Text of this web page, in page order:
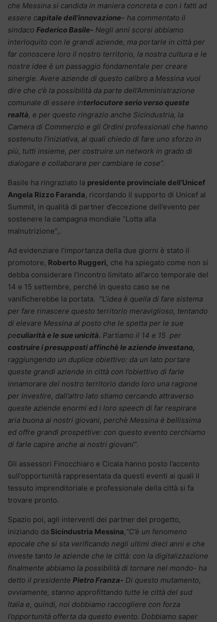
che Messina si candida in maniera concreta e con i fatti ad
essere capitale dell’innovazione– ha commentato il
sindaco Federico Basile- Negli anni scorsi abbiamo
interloquito con le grandi aziende, ma portarle in città per
far conoscere loro il nostro territorio, la nostra cultura e le
nostre idee è un passaggio fondamentale per creare
sinergie. Avere aziende di questo calibro a Messina vuol
dire che c’è la possibilità da parte dell’Amministrazione
comunale di essere interlocutore serio verso queste
realtà, e per questo ringrazio anche Sicindustria, la
Camera di Commercio e gli Ordini professionali che hanno
sostenuto l’iniziativa, ai quali chiedo di fare uno sforzo in
più, tutti insieme, per costruire un network in grado di
dialogare e collaborare per cambiare le cose”.
Basile ha ringraziato la presidente provinciale dell’Unicef
Angela Rizzo Faranda, ricordando il supporto di Unicef al
Summit, in qualità di partner d’eccezione dell’evento per
sostenere la campagna mondiale “Lotta alla
malnutrizione”,.
Ad evidenziare l’importanza della due giorni è stato il
promotore, Roberto Ruggeri, che ha spiegato come non si
debba considerare l’incontro limitato all’arco temporale del
14 e 15 settembre, perché in questo caso se ne
vanificherebbe la portata. “L’idea è quella di fare sistema
per fare rinascere questo territorio meraviglioso, tentando
di elevare Messina al posto che le spetta per le sue
peculiarità e le sue unicità. Partiamo il 14 e 15 per
costruire i presupposti affinchè le aziende investano,
raggiungendo un duplice obiettivo: da un lato portare
queste grandi aziende in città con l’obiettivo di farle
innamorare del nostro territorio dando loro una ragione
per investire, dall’altro lato stiamo cercando attraverso
queste aziende enormi ed i loro speech di far respirare
aria buona ai nostri giovani, perchè Messina è bellissima
ed offre grandi prospettive: con questo evento cerchiamo
di farle capire anche ai nostri giovani”.
Gli assessori Finocchiaro e Cicala hanno posto l’accento
sull’opportunità rappresentata da questi eventi ai quali il
tessuto imprenditoriale e professionale della città si fa
trovare pronto.
Spazio poi, agli interventi dei partner del progetto,
iniziando da Sicindustria Messina,“C’è un fenomeno
epocale che si sta verificando negli ultimi dieci anni e che
investe tanto le aziende che le città: con la digitalizzazione
finalmente abbiamo la possibilità di tornare nel mondo- ha
detto il presidente Pietro Franza- Di questo mutamento,
ovviamente, stanno approfittando tutte le città del sud
Italia e, quindi, noi dobbiamo raccogliere con forza
l’opportunità offerta da questo evento. Dobbiamo saper